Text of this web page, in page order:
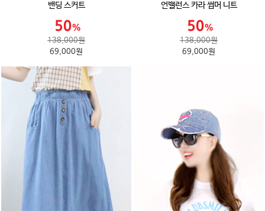
밴딩 스커트
138,000원
69,000원
언밸런스 카라 썸머 니트
138,000원
69,000원